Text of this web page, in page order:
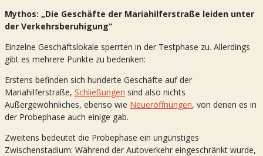
Mythos: „Die Geschäfte der Mariahilferstraße leiden unter
der Verkehrsberuhigung“
Einzelne Geschäftslokale sperrten in der Testphase zu. Allerdings
gibt es mehrere Punkte zu bedenken:
Erstens befinden sich hunderte Geschäfte auf der
Mariahilferstraße, Schließungen sind also nichts
Außergewöhnliches, ebenso wie Neueröffnungen, von denen es in
der Probephase auch einige gab.
Zweitens bedeutet die Probephase ein ungünstiges
Zwischenstadium: Während der Autoverkehr eingeschränkt wurde,